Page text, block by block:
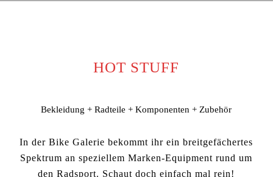
HOT STUFF
Bekleidung + Radteile + Komponenten + Zubehör
In der Bike Galerie bekommt ihr ein breitgefächertes
Spektrum an speziellem Marken-Equipment rund um
den Radsport. Schaut doch einfach mal rein!